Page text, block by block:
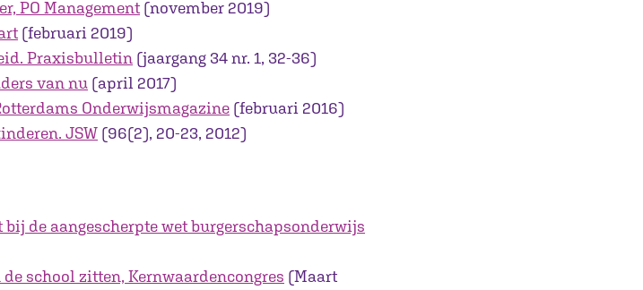
PO Management (november 2019)
(februari 2019)
Praxisbulletin (jaargang 34 nr. 1, 32-36)
van nu (april 2017)
Onderwijsmagazine (februari 2016)
JSW (96(2), 20-23, 2012)
de aangescherpte wet burgerschapsonderwijs
school zitten, Kernwaardencongres (Maart